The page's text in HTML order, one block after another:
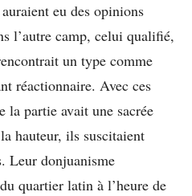
eu des opinions
l’autre camp, celui qualifié,
un type comme
réactionnaire. Avec ces
la partie avait une sacrée
hauteur, ils suscitaient
Leur donjuanisme
quartier latin à l’heure de